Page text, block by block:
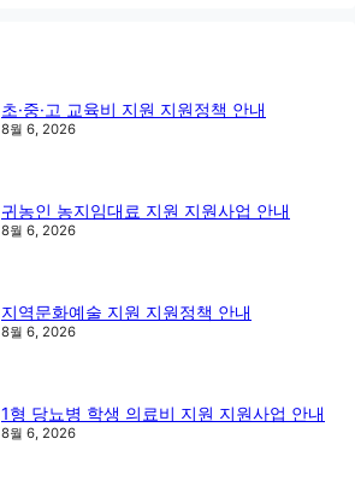
초·중·고 교육비 지원 지원정책 안내
8월 6, 2026
귀농인 농지임대료 지원 지원사업 안내
8월 6, 2026
지역문화예술 지원 지원정책 안내
8월 6, 2026
1형 당뇨병 학생 의료비 지원 지원사업 안내
8월 6, 2026